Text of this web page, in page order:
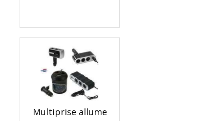
Multiprise allume